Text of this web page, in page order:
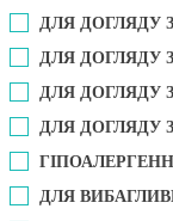
ДЛЯ ДОГЛЯДУ
ДЛЯ ДОГЛЯДУ
ДЛЯ ДОГЛЯДУ
ДЛЯ ДОГЛЯДУ
ДЛЯ